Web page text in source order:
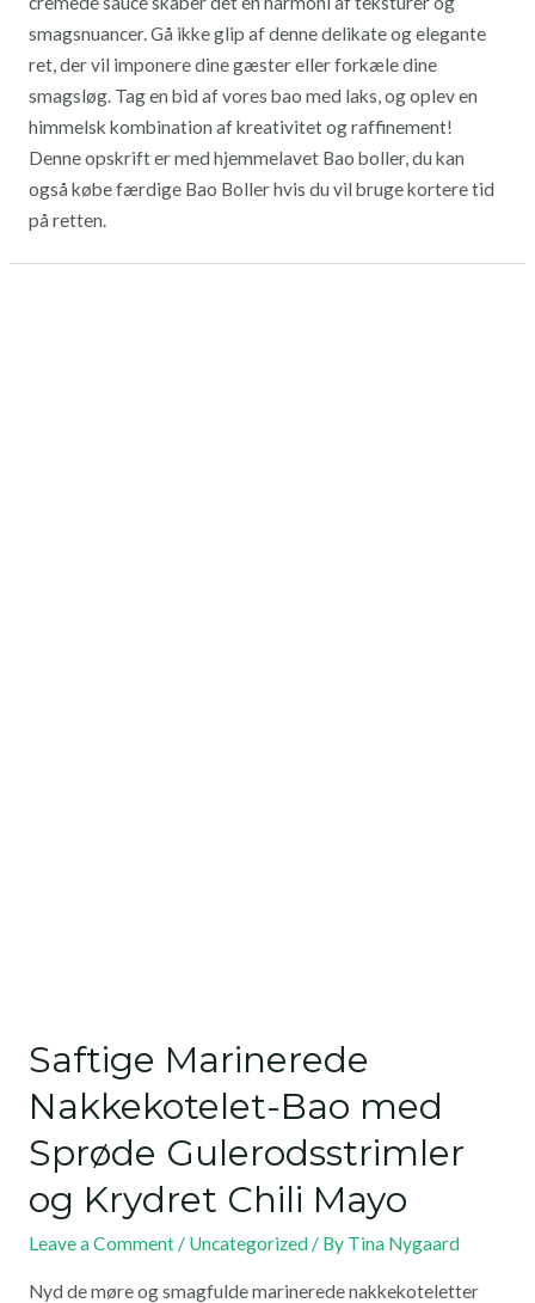
smagsnuancer. Gå ikke glip af denne delikate og elegante
ret, der vil imponere dine gæster eller forkæle dine
smagsløg. Tag en bid af vores bao med laks, og oplev en
himmelsk kombination af kreativitet og raffinement!
Denne opskrift er med hjemmelavet Bao boller, du kan
også købe færdige Bao Boller hvis du vil bruge kortere tid
på retten.
Saftige Marinerede
Nakkekotelet-Bao med
Sprøde Gulerodsstrimler
og Krydret Chili Mayo
Leave a Comment / Uncategorized/ By Tina Nygaard
Nyd de møre og smagfulde marinerede nakkekoteletter